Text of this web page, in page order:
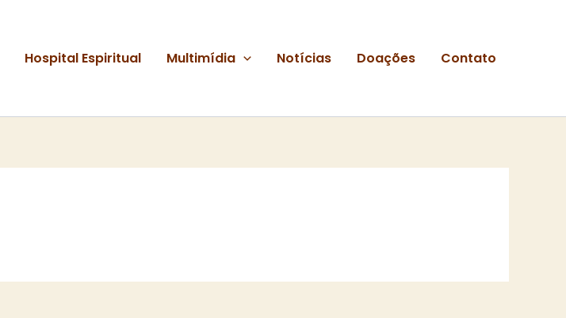
Hospital Espiritual Multimídia Notícias Doações Contato